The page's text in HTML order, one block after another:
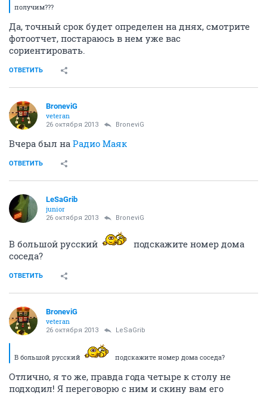
получим???
Да, точный срок будет определен на днях, смотрите
фотоотчет, постараюсь в нем уже вас
сориентировать.
ОТВЕТИТЬ
BroneviG
veteran
26 октября 2013 BroneviG
Вчера был на Радио Маяк
ОТВЕТИТЬ
LeSaGrib
junior
26 октября 2013 BroneviG
В большой русский
подскажите номер дома
соседа?
ОТВЕТИТЬ
BroneviG
veteran
26 октября 2013 LeSaGrib
В большой русский подскажите номер дома соседа?
Отлично, я то же, правда года четыре к столу не
подходил! Я переговорю с ним и скину вам его